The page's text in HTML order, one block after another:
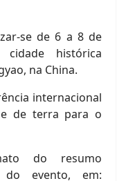
se de 6 a 8 de
histórica
na China.
internacional
e de terra para o
do resumo
do evento, em: